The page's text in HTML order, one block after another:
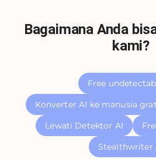
Bagaimana Anda
kami?
Free
Konverter AI ke manusia
Lewati Detektor AI
Stealthwriter